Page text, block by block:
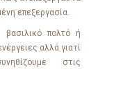
επεξεργασία.
βασιλικό πολτό ή
αλλά γιατί
στις